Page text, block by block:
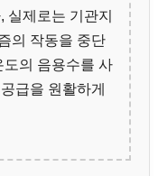
실제로는 기관지
의 작동을 중단
의 음용수를 사
급을 원활하게